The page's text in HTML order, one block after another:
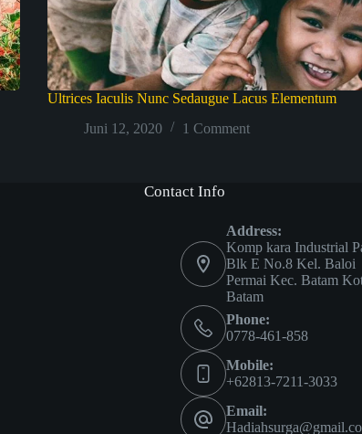
Ultrices Iaculis Nunc Sedaugue Lacus Elementum
Juni 12, 2020
1 Comment
Contact Info
Address:
Komp kara Industrial
Blk E No.8 Kel. Baloi
Permai Kec. Batam
Batam
Phone:
0778-461-858
Mobile:
+62813-7211-3033
Email: